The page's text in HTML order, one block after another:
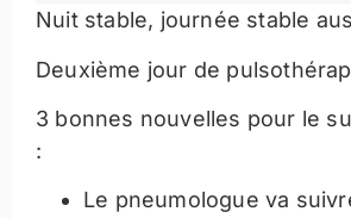
Nuit stable, journée stable
Deuxième jour de
3 bonnes nouvelles pour le
:
Le pneumologue va